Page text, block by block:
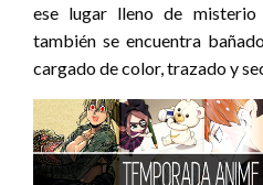
ese lugar lleno de misterio
también se encuentra
cargado de color, trazado y